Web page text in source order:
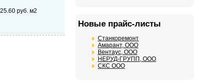
руб. м2
Новые прайс-листы
Станкоремонт
Амарант, ООО
Вентаус, ООО
НЕРУД-ГРУПП, ООО
СКС ООО